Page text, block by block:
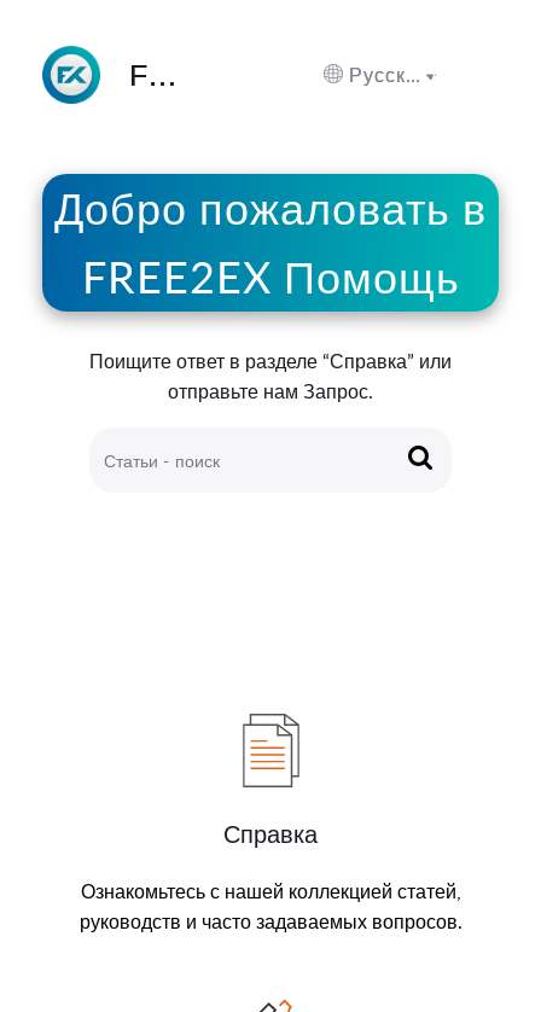
FREE2EX Помощь Русский
Добро пожаловать в
FREE2EX Помощь
Поищите ответ в разделе “Справка” или
отправьте нам Запрос.
Справка
Ознакомьтесь с нашей коллекцией статей,
руководств и часто задаваемых вопросов.